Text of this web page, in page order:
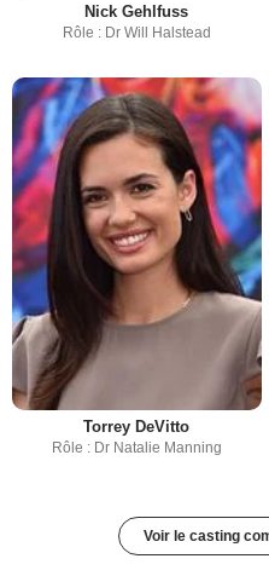
Nick Gehlfuss
Rôle : Dr Will Halstead
Torrey DeVitto
Rôle : Dr Natalie Manning
Voir le casting